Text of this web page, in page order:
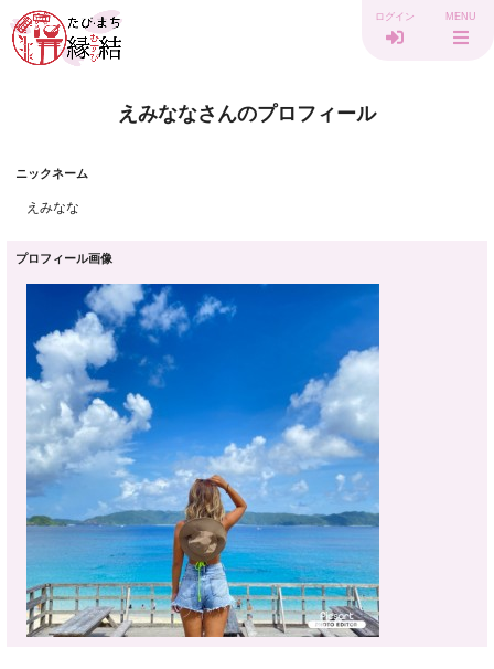
ログイン MENU
えみななさんのプロフィール
ニックネーム
えみなな
プロフィール画像